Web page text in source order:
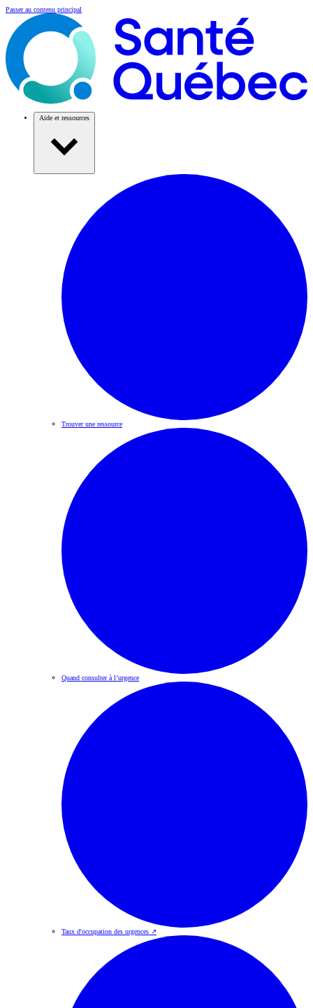
Passer au contenu principal
Aide et ressources
Trouver une ressource
Quand consulter à l’urgence
Taux d'occupation des urgences ↗